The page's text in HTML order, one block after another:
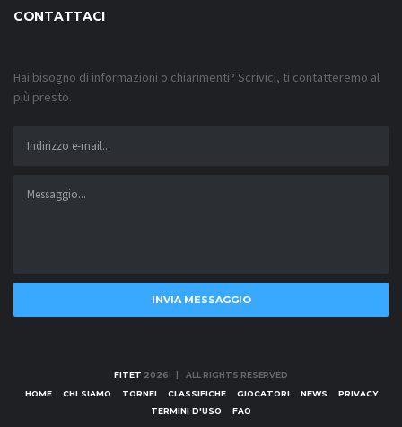
CONTATTACI
Hai bisogno di informazioni o chiarimenti? Scrivici, ti contatteremo al
più presto.
INVIA MESSAGGIO
FITET 2026 | ALL RIGHTS RESERVED
HOME
CHI SIAMO TORNEI CLASSIFICHE GIOCATORI NEWS
PRIVACY
TERMINI D'USO
FAQ